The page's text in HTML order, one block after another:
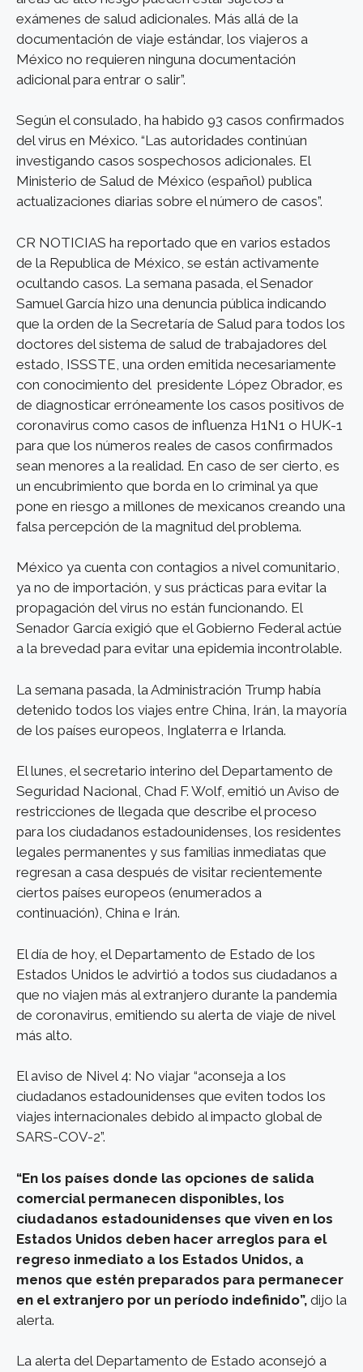
exámenes de salud adicionales. Más allá de la
documentación de viaje estándar, los viajeros a
México no requieren ninguna documentación
adicional para entrar o salir”.
Según el consulado, ha habido 93 casos confirmados
del virus en México. “Las autoridades continúan
investigando casos sospechosos adicionales. El
Ministerio de Salud de México (español) publica
actualizaciones diarias sobre el número de casos”.
CR NOTICIAS ha reportado que en varios estados
de la Republica de México, se están activamente
ocultando casos. La semana pasada, el Senador
Samuel García hizo una denuncia pública indicando
que la orden de la Secretaría de Salud para todos los
doctores del sistema de salud de trabajadores del
estado, ISSSTE, una orden emitida necesariamente
con conocimiento del presidente López Obrador, es
de diagnosticar erróneamente los casos positivos de
coronavirus como casos de influenza H1N1 o HUK-1
para que los números reales de casos confirmados
sean menores a la realidad. En caso de ser cierto, es
un encubrimiento que borda en lo criminal ya que
pone en riesgo a millones de mexicanos creando una
falsa percepción de la magnitud del problema.
México ya cuenta con contagios a nivel comunitario,
ya no de importación, y sus prácticas para evitar la
propagación del virus no están funcionando. El
Senador García exigió que el Gobierno Federal actúe
a la brevedad para evitar una epidemia incontrolable.
La semana pasada, la Administración Trump había
detenido todos los viajes entre China, Irán, la mayoría
de los países europeos, Inglaterra e Irlanda.
El lunes, el secretario interino del Departamento de
Seguridad Nacional, Chad F. Wolf, emitió un Aviso de
restricciones de llegada que describe el proceso
para los ciudadanos estadounidenses, los residentes
legales permanentes y sus familias inmediatas que
regresan a casa después de visitar recientemente
ciertos países europeos (enumerados a
continuación), China e Irán.
El día de hoy, el Departamento de Estado de los
Estados Unidos le advirtió a todos sus ciudadanos a
que no viajen más al extranjero durante la pandemia
de coronavirus, emitiendo su alerta de viaje de nivel
más alto.
El aviso de Nivel 4: No viajar “aconseja a los
ciudadanos estadounidenses que eviten todos los
viajes internacionales debido al impacto global de
SARS-COV-2”.
“En los países donde las opciones de salida
comercial permanecen disponibles, los
ciudadanos estadounidenses que viven en los
Estados Unidos deben hacer arreglos para el
regreso inmediato a los Estados Unidos, a
menos que estén preparados para permanecer
en el extranjero por un período indefinido”, dijo la
alerta.
La alerta del Departamento de Estado aconsejó a